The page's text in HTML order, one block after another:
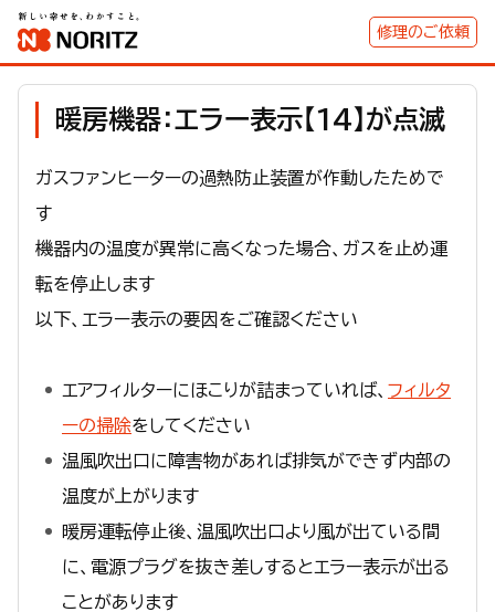
修理のご依頼
暖房機器：エラー表示【14】が点滅
ガスファンヒーターの過熱防止装置が作動したためで
す
機器内の温度が異常に高くなった場合、ガスを止め運
転を停止します
以下、エラー表示の要因をご確認ください
エアフィルターにほこりが詰まっていれば、 フィルタ
ーの掃除をしてください
温風吹出口に障害物があれば排気ができず内部の
温度が上がります
暖房運転停止後、温風吹出口より風が出ている間
に、電源プラグを抜き差しするとエラー表示が出る
ことがあります